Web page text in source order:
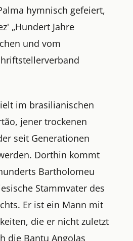
hymnisch gefeiert,
„Hundert Jahre
und vom
im brasilianischen
jener trockenen
seit Generationen
Dorthin kommt
Bartholomeu
Stammvater des
Er ist ein Mann mit
die er nicht zuletzt
die Bantu Angolas